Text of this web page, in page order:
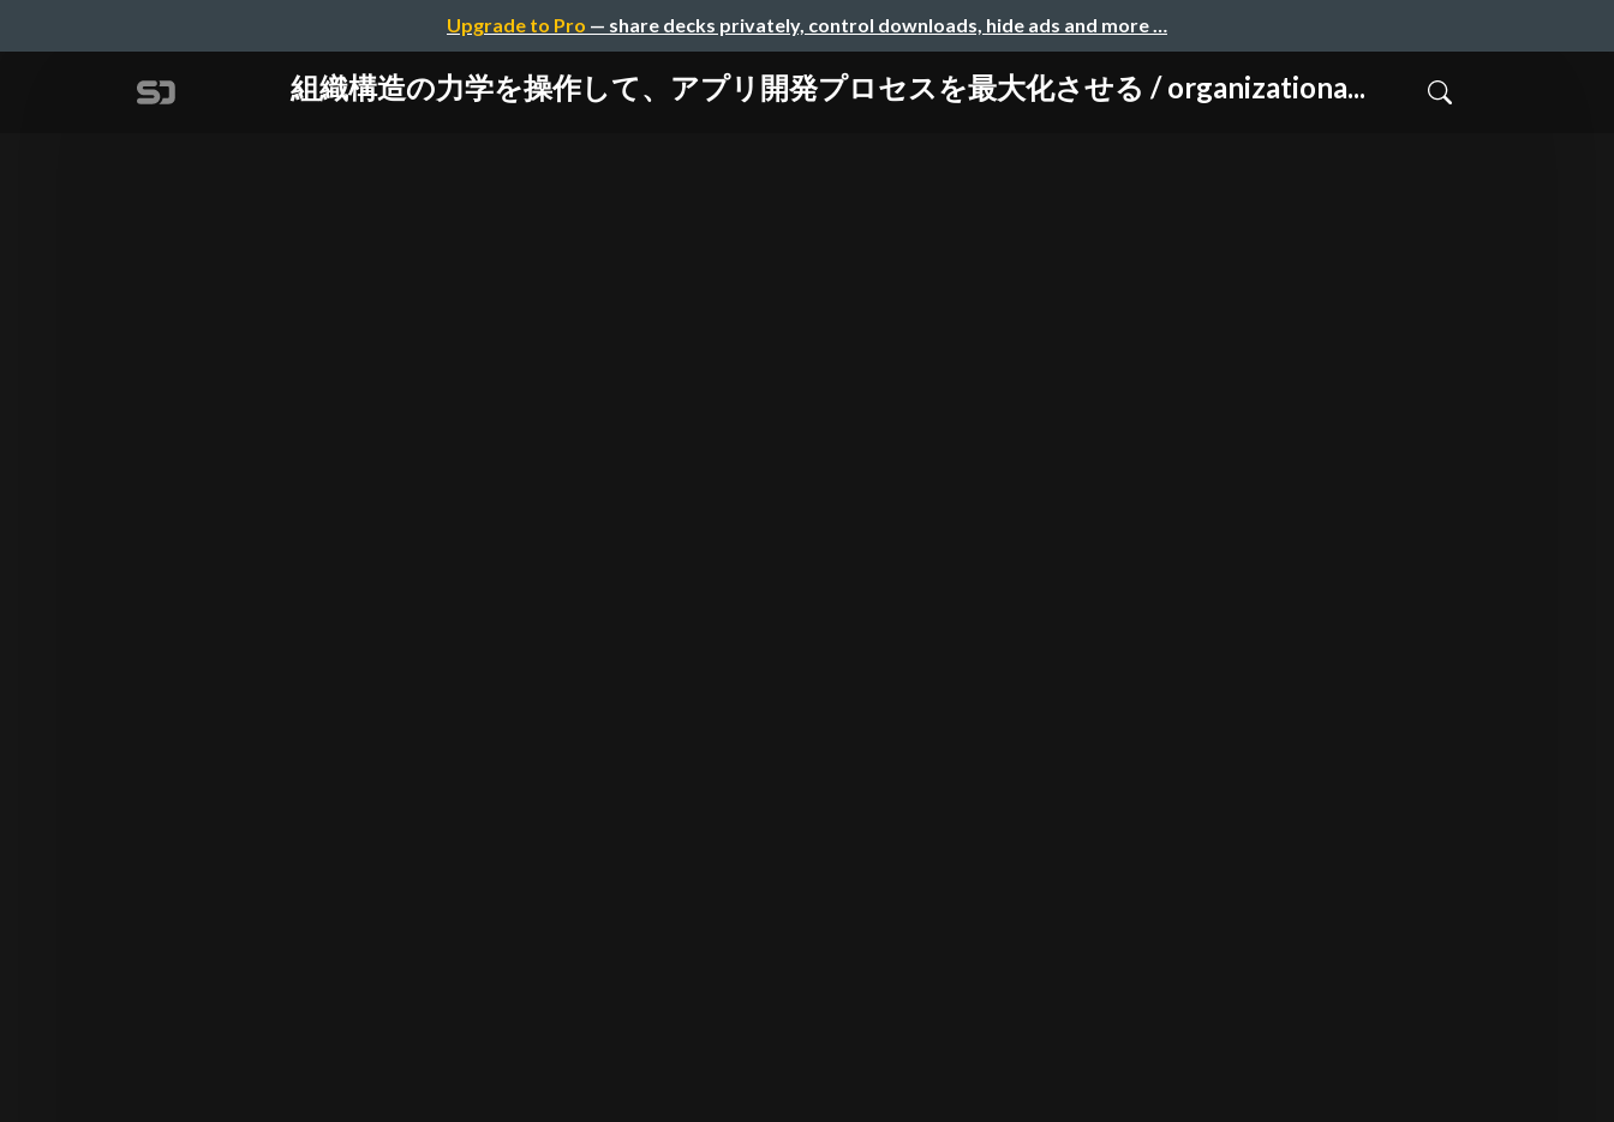
Upgrade to Pro — share decks privately, control downloads, hide ads and more …
組織構造の力学を操作して、アプリ開発プロセスを最大化させる / organizationa...